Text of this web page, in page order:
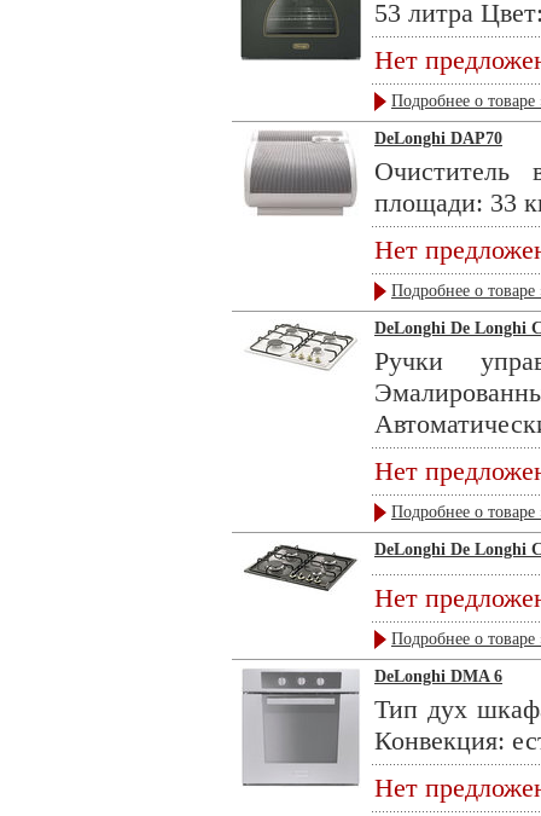
53 литра
Нет
Подробнее о товаре
DeLonghi DAP70
Очиститель
площади: 33
Нет
Подробнее о товаре
DeLonghi De Longhi
Ручки
Нет
Подробнее о товаре
DeLonghi De Longhi
Нет
Подробнее о товаре
DeLonghi DMA 6
Тип дух
Конвекция:
Нет